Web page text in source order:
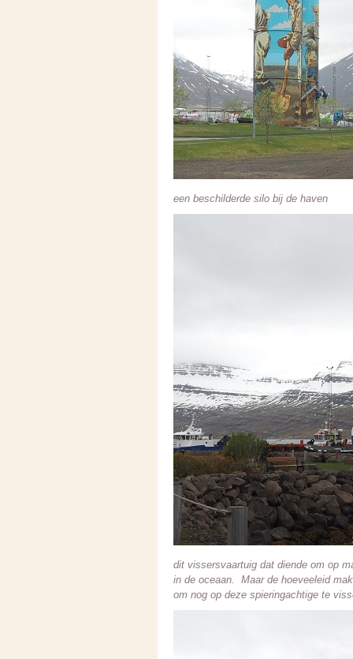
een beschilderde silo bij de haven
dit vissersvaartuig dat diende om op
in de oceaan. Maar de hoeveeleid
om nog op deze spieringachtige te